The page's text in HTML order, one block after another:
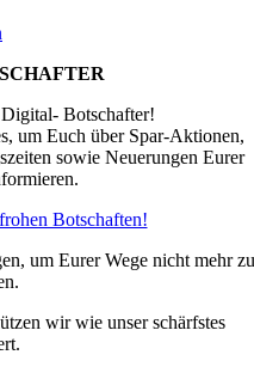
Botschafter!
um Euch über Spar-Aktionen,
sowie Neuerungen Eurer
Botschaften!
um Eurer Wege nicht mehr zu
wir wie unser schärfstes